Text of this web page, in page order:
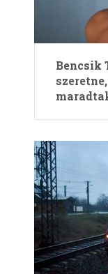
Bencsik